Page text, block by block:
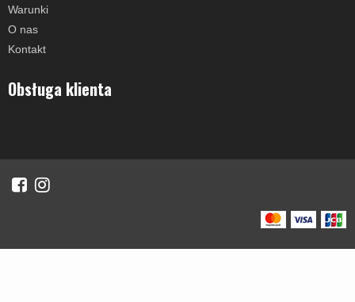
Warunki
O nas
Kontakt
Obsługa klienta